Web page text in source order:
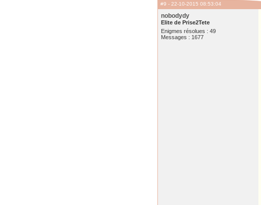
#9 - 22-10-2015 08:53:04
nobodydy
Elite de Prise2Tete
Enigmes résolues : 49
Messages : 1677